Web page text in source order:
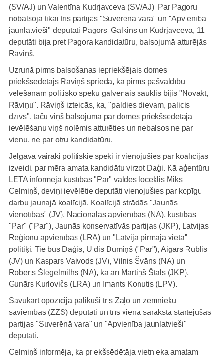
(SV/AJ) un Valentīna Kudrjavceva (SV/AJ). Par Pagoru
nobalsoja tikai trīs partijas "Suverēnā vara" un "Apvienība
jaunlatvieši" deputāti Pagors, Galkins un Kudrjavceva, 11
deputāti bija pret Pagora kandidatūru, balsojumā atturējās
Rāviņš.
Uzrunā pirms balsošanas iepriekšējais domes
priekšsēdētājs Rāviņš sprieda, ka pirms pašvaldību
vēlēšanām politisko spēku galvenais sauklis bijis "Novākt,
Rāviņu". Rāviņš izteicās, ka, "paldies dievam, palicis
dzīvs", taču viņš balsojumā par domes priekšsēdētāja
ievēlēšanu viņš nolēmis atturēties un nebalsos ne par
vienu, ne par otru kandidatūru.
Jelgavā vairāki politiskie spēki ir vienojušies par koalīcijas
izveidi, par mēra amata kandidātu virzot Daģi. Kā aģentūru
LETA informēja kustības "Par" valdes loceklis Miks
Celmiņš, deviņi ievēlētie deputāti vienojušies par kopīgu
darbu jaunajā koalīcijā. Koalīcijā strādās "Jaunās
vienotības" (JV), Nacionālās apvienības (NA), kustības
"Par" ("Par"), Jaunās konservatīvās partijas (JKP), Latvijas
Reģionu apvienības (LRA) un "Latvija pirmajā vietā"
politiķi. Tie būs Daģis, Uldis Dūmiņš ("Par"), Aigars Rublis
(JV) un Kaspars Vaivods (JV), Vilnis Švāns (NA) un
Roberts Šlegelmilhs (NA), kā arī Mārtiņš Štāls (JKP),
Gunārs Kurlovičs (LRA) un Imants Konutis (LPV).
Savukārt opozīcijā palikuši trīs Zaļo un zemnieku
savienības (ZZS) deputāti un trīs vienā sarakstā startējušās
partijas "Suverēnā vara" un "Apvienība jaunlatvieši"
deputāti.
Celmiņš informēja, ka priekšsēdētāja vietnieka amatam